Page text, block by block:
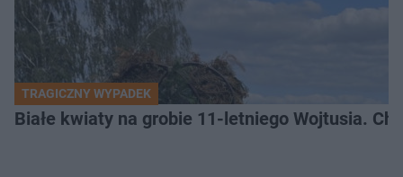
TRAGICZNY WYPADEK
Białe kwiaty na grobie 11-letniego Wojtusia.